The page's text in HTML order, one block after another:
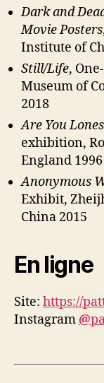
Dark and
Movie Posters
Institute of
Still/Life,
Museum of
2018
Are You
exhibition,
England 1996
Anonymous
Exhibit,
China 2015
En ligne
Site: https://
Instagram @